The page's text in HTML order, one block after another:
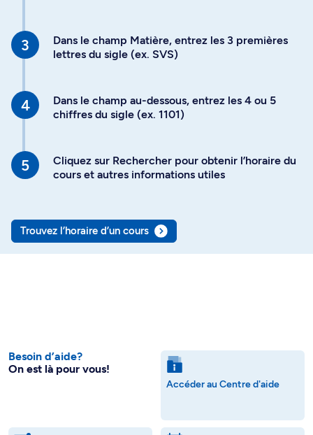
Dans le champ Matière, entrez les 3 premières
lettres du sigle (ex. SVS)
Dans le champ au-dessous, entrez les 4 ou 5
chiffres du sigle (ex. 1101)
Cliquez sur Rechercher pour obtenir l’horaire du
cours et autres informations utiles
Trouvez l’horaire d’un cours
Besoin d’aide?
On est là pour vous!
Accéder au Centre d'aide